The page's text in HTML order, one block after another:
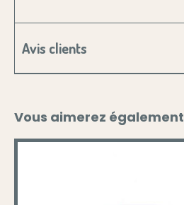
Avis clients
Vous aimerez également